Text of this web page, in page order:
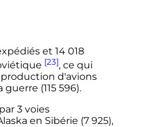
et 14 018
[23], ce qui
production d'avions
guerre (115 596).
3 voies
en Sibérie (7 925),